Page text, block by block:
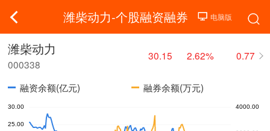
潍柴动力-个股融资融券
潍柴动力
000338
30.15 2.62% 0.77
融资余额(亿元) 融券余额(万元)